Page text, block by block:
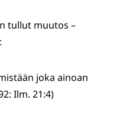
tullut muutos –
joka ainoan
Ilm. 21:4)